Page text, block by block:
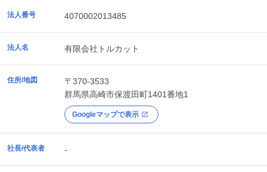
法人番号 4070002013485
法人名 有限会社トルカット
住所/地図
〒370-3533
群馬県高崎市保渡田町1401番地1
Googleマップで表示
社長/代表者 -